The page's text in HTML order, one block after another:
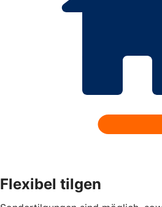
Flexibel tilgen